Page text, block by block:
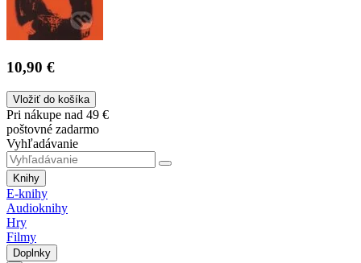
10,90 €
Vložiť do košíka
Pri nákupe nad 49 €
poštovné zadarmo
Vyhľadávanie
Knihy
E-knihy
Audioknihy
Hry
Filmy
Doplnky